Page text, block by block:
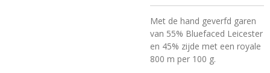
Met de hand geverfd garen
van 55% Bluefaced Leicester
en 45% zijde met een royale
800 m per 100 g.